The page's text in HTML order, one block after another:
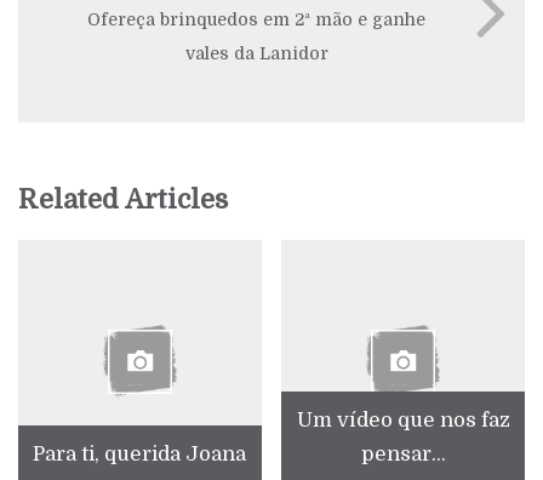
Ofereça brinquedos em 2ª mão e ganhe
vales da Lanidor
Related Articles
Para ti, querida Joana
Um vídeo que nos faz
pensar...